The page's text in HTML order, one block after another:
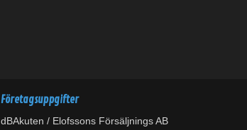
Företagsuppgifter
dBAkuten / Elofssons Försäljnings AB